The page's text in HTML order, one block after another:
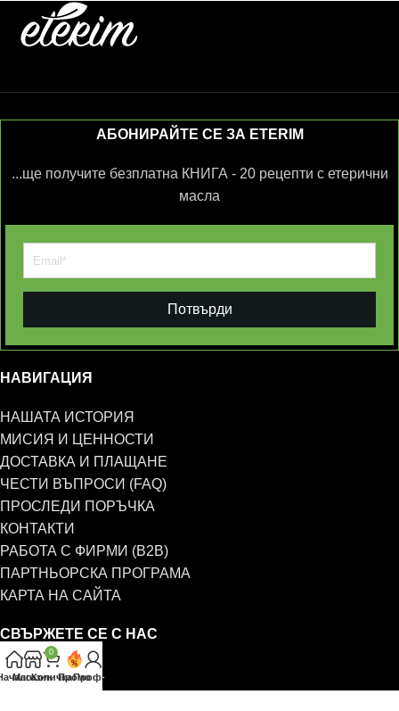
АБОНИРАЙТЕ СЕ ЗА ETERIM
...ще получите безплатна КНИГА - 20 рецепти с етерични
масла
Потвърди
НАВИГАЦИЯ
НАШАТА ИСТОРИЯ
МИСИЯ И ЦЕННОСТИ
ДОСТАВКА И ПЛАЩАНЕ
ЧЕСТИ ВЪПРОСИ (FAQ)
ПРОСЛЕДИ ПОРЪЧКА
КОНТАКТИ
РАБОТА С ФИРМИ (B2B)
ПАРТНЬОРСКА ПРОГРАМА
КАРТА НА САЙТА
СВЪРЖЕТЕ СЕ С НАС
0885 323 661
Магазин
0
КоличкаПромоПрофил